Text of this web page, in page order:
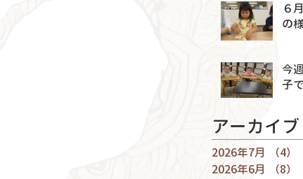
６
の
今
子
アーカイブ
2026年7月 （4）
2026年6月
（8）